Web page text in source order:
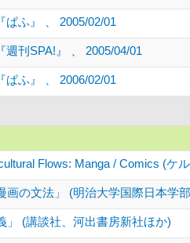
ぱふ』 、 2005/02/01
刊SPA!』 、 2005/04/01
ぱふ』 、 2006/02/01
Flows: Manga / Comics (
画の文法」 (明治大学国際日本学
」 (講談社、河出書房新社ほか)